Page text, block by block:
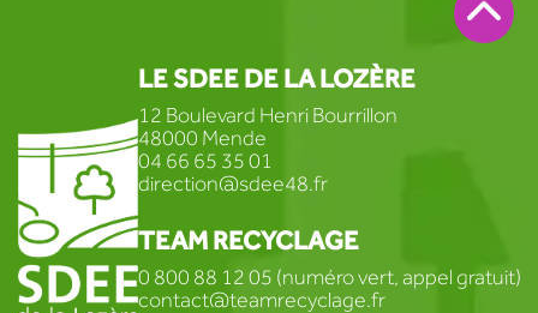
LE SDEE DE LA LOZÈRE
12 Boulevard Henri Bourrillon
48000 Mende
04 66 65 35 01
direction@sdee48.fr
TEAM RECYCLAGE
0 800 88 12 05 (numéro vert, appel gratuit)
contact@teamrecyclage.fr